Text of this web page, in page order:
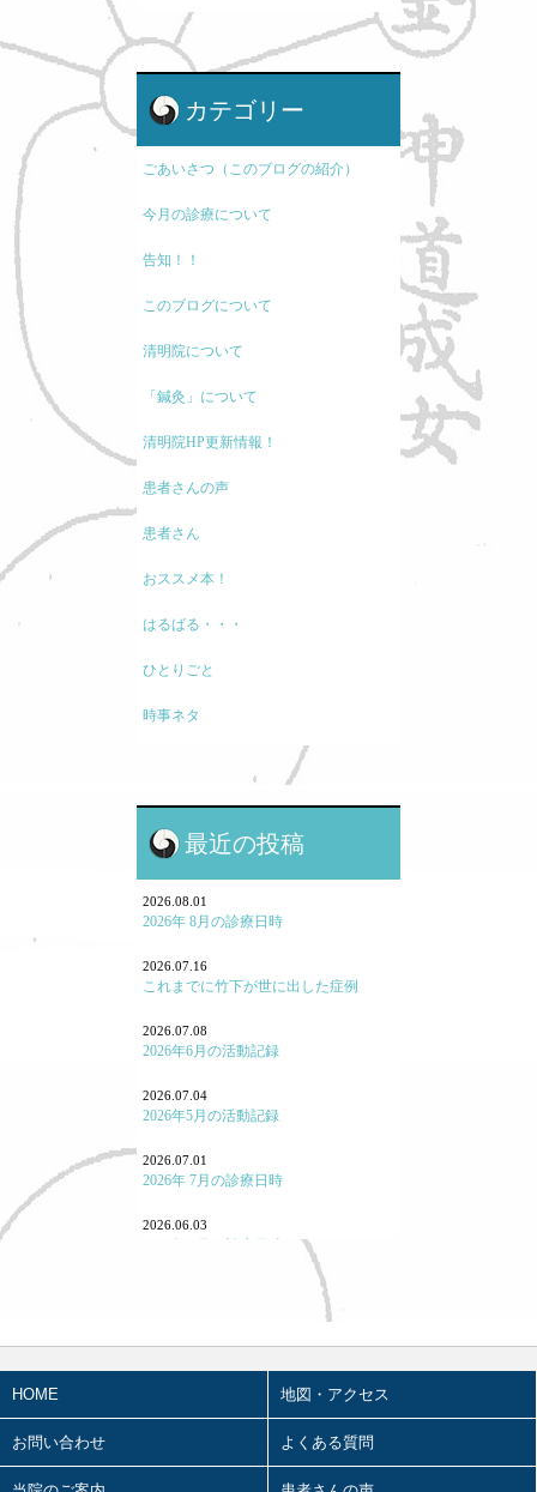
カテゴリー
ごあいさつ（このブログの紹介）
今月の診療について
告知！！
このブログについて
清明院について
「鍼灸」について
清明院HP更新情報！
患者さんの声
患者さん
おススメ本！
はるばる・・・
ひとりごと
時事ネタ
現代医療に関して
鍼灸と保険・業界のお話
鍼灸学校、鍼灸学生に関して
よくある病気・症状
養生
「怒り方」の大事
｢泣く｣とはどういうことか
「痛み」について
最近の投稿
2026.08.01
2026年 8月の診療日時
2026.07.16
これまでに竹下が世に出した症例
2026.07.08
2026年6月の活動記録
2026.07.04
2026年5月の活動記録
2026.07.01
2026年 7月の診療日時
2026.06.03
2026年3月の活動記録
2026.05.01
HOME 地図・アクセス
お問い合わせ よくある質問